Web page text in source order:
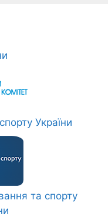
України
та спорту